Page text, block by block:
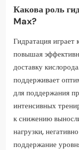
Какова роль
Max?
Гидратация
повышая
доставку
поддерживает
для поддержания
интенсивных
к снижению
нагрузки,
поддержание